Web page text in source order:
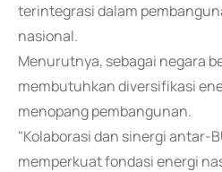
terintegrasi dalam
nasional.
Menurutnya, sebagai negara
membutuhkan diversifikasi
menopang pembangunan.
"Kolaborasi dan sinergi antar-
memperkuat fondasi energi